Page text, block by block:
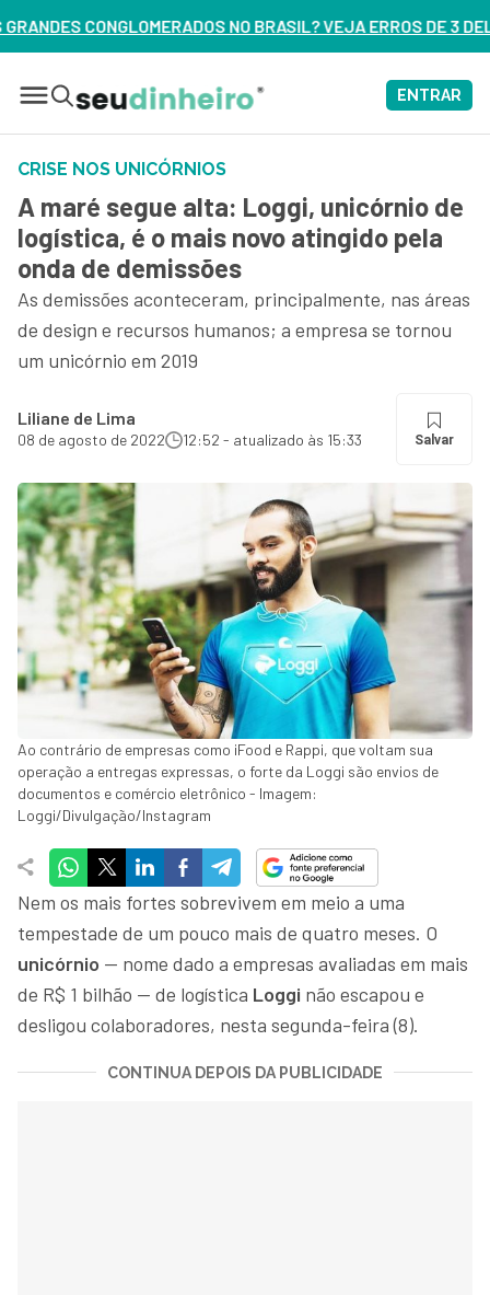
NO BRASIL? VEJA ERROS DE 3 DELES – ASSISTA AGORA
ENTRAR
CRISE NOS UNICÓRNIOS
A maré segue alta: Loggi, unicórnio de
logística, é o mais novo atingido pela
onda de demissões
As demissões aconteceram, principalmente, nas áreas
de design e recursos humanos; a empresa se tornou
um unicórnio em 2019
Liliane de Lima
08 de agosto de 2022 12:52 - atualizado às 15:33 Salvar
Ao contrário de empresas como iFood e Rappi, que voltam sua
operação a entregas expressas, o forte da Loggi são envios de
documentos e comércio eletrônico - Imagem:
Loggi/Divulgação/Instagram
Nem os mais fortes sobrevivem em meio a uma
tempestade de um pouco mais de quatro meses. O
unicórnio — nome dado a empresas avaliadas em mais
de R$ 1 bilhão — de logística Loggi não escapou e
desligou colaboradores, nesta segunda-feira (8).
CONTINUA DEPOIS DA PUBLICIDADE